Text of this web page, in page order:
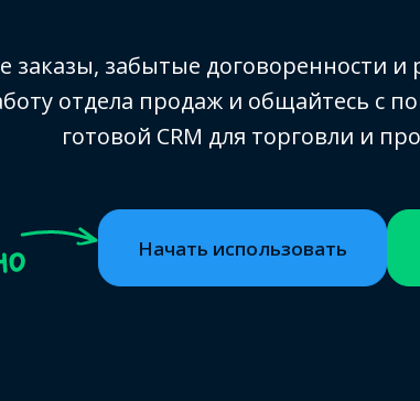
заказы, забытые договоренности и
отдела продаж и общайтесь с
готовой CRM для торговли и
Начать использовать